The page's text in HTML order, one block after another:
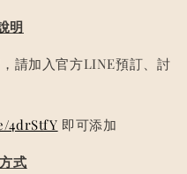
明
請加入官方LINE預訂、討
4drStfY 即可添加
式